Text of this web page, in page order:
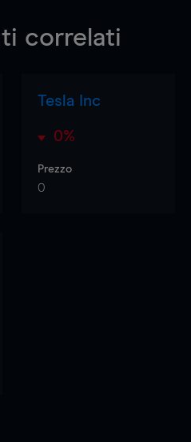
correlati
Tesla Inc
0%
Prezzo
0